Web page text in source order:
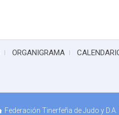
ORGANIGRAMA
Federación Tinerfeña de Judo y D.A.